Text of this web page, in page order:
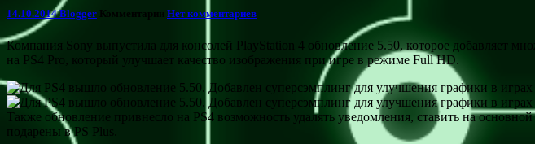
14.10.2014Blogger Комментарии Нет комментариев
Компания Sony выпустила для консолей PlayStation 4 обновление 5.50, которое добавляет
на PS4 Pro, который улучшает качество изображения при игре в режиме Full HD.
Также обновление привнесло на PS4 возможность удалять уведомления, ставить на
подарены в PS Plus.